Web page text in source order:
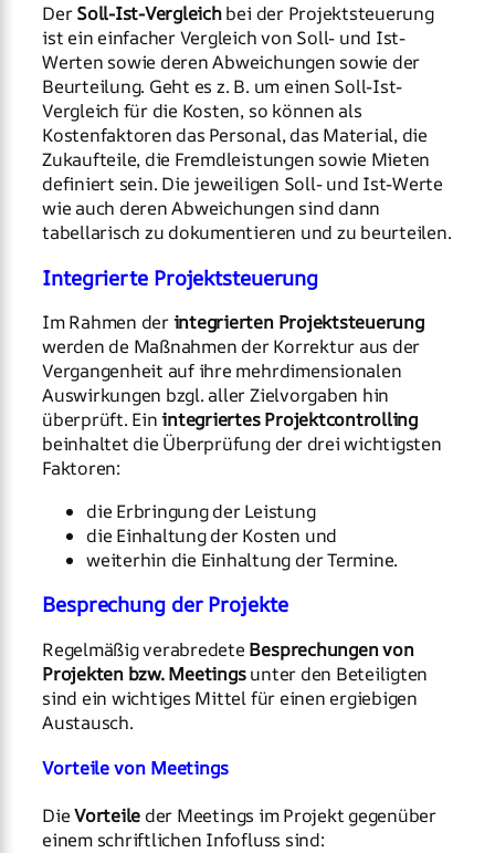
DerSoll-Ist-Vergleichbei der Projektsteuerung
ist ein einfacher Vergleich von Soll- und Ist-
Werten sowie deren Abweichungen sowie der
Beurteilung. Geht es z. B. um einen Soll-Ist-
Vergleich für die Kosten, so können als
Kostenfaktoren das Personal, das Material, die
Zukaufteile, die Fremdleistungen sowie Mieten
definiert sein. Die jeweiligen Soll- und Ist-Werte
wie auch deren Abweichungen sind dann
tabellarisch zu dokumentieren und zu beurteilen.
Integrierte Projektsteuerung
Im Rahmen derintegrierten Projektsteuerung
werden de Maßnahmen der Korrektur aus der
Vergangenheit auf ihre mehrdimensionalen
Auswirkungen bzgl. aller Zielvorgaben hin
überprüft. Einintegriertes Projektcontrolling
beinhaltet die Überprüfung der drei wichtigsten
Faktoren:
die Erbringung der Leistung
die Einhaltung der Kosten und
weiterhin die Einhaltung der Termine.
Besprechung der Projekte
Regelmäßig verabredete Besprechungen von
Projekten bzw. Meetingsunter den Beteiligten
sind ein wichtiges Mittel für einen ergiebigen
Austausch.
Vorteile von Meetings
DieVorteile der Meetings im Projekt gegenüber
einem schriftlichen Infofluss sind: